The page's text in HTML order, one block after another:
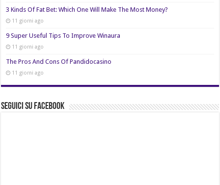
3 Kinds Of Fat Bet: Which One Will Make The Most Money?
11 giorni ago
9 Super Useful Tips To Improve Winaura
11 giorni ago
The Pros And Cons Of Pandidocasino
11 giorni ago
Seguici su Facebook